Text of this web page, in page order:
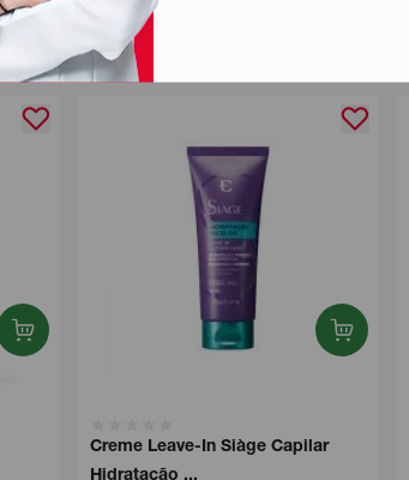
Creme Leave-In Siàge Capilar
Hidratação ...